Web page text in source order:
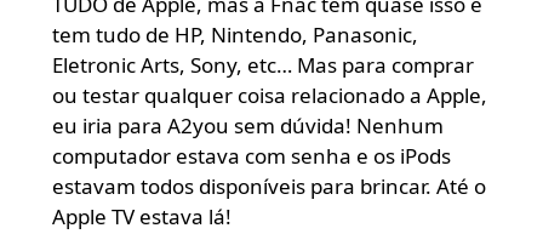
tem tudo de HP, Nintendo, Panasonic,
Eletronic Arts, Sony, etc… Mas para comprar
ou testar qualquer coisa relacionado a Apple,
eu iria para A2you sem dúvida! Nenhum
computador estava com senha e os iPods
estavam todos disponíveis para brincar. Até o
Apple TV estava lá!